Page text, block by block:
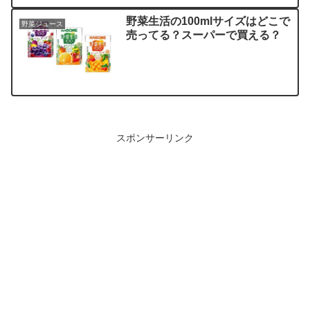
野菜ジュース
野菜生活の100mlサイズはどこで
売ってる？スーパーで買える？
スポンサーリンク